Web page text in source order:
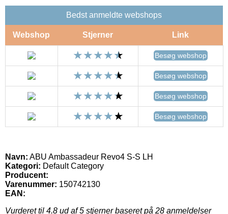
Bedst anmeldte webshops
Webshop Stjerner Link
Besøg webshop
Besøg webshop
Besøg webshop
Besøg webshop
Navn: ABU Ambassadeur Revo4 S-S LH
Kategori: Default Category
Producent:
Varenummer: 150742130
EAN:
Vurderet til 4.8 ud af 5 stjerner baseret på 28 anmeldelser